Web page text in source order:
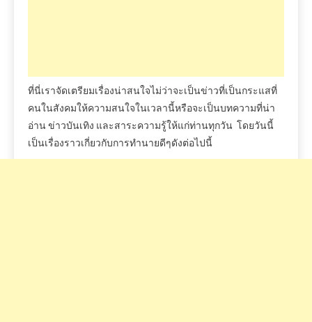
ที่นี่เราจัดเตรียมเรื่องน่าสนใจไม่ว่าจะเป็นข่าวที่เป็นกระแสที่
คนในสังคมให้ความสนใจในเวลานี้หรือจะเป็นบทความที่น่า
อ่านข่าวบันเทิง และสาระความรู้ให้แก่ท่านทุกวัน โดยวันนี้
เป็นเรื่องราวเกี่ยวกับการทำนายดีๆดังต่อไปนี้